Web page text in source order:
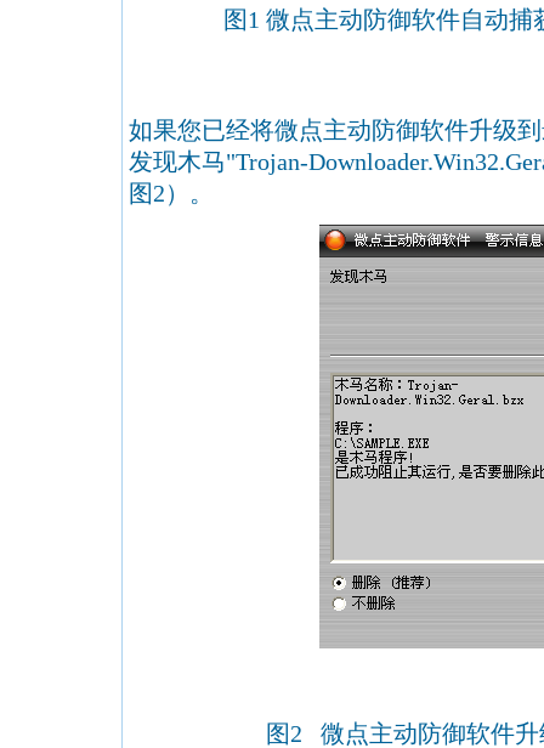
图1 微点主动防御软件自动
如果您已经将微点主动防御软件升级
发现木马"Trojan-
图2）。
图2 微点主动防御软件